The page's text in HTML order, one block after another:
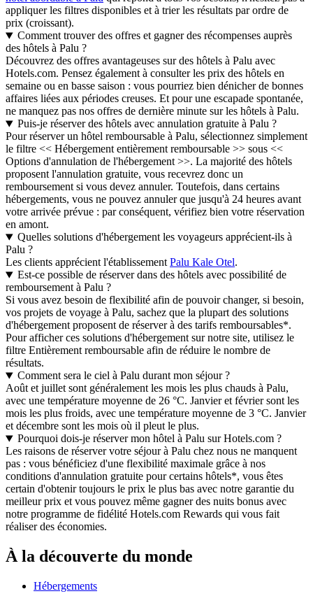
appliquer les filtres disponibles et à trier les résultats par ordre de
prix (croissant).
Comment trouver des offres et gagner des récompenses auprès
des hôtels à Palu ?
Découvrez des offres avantageuses sur des hôtels à Palu avec
Hotels.com. Pensez également à consulter les prix des hôtels en
semaine ou en basse saison : vous pourriez bien dénicher de bonnes
affaires liées aux périodes creuses. Et pour une escapade spontanée,
ne manquez pas nos offres de dernière minute sur les hôtels à Palu.
Puis-je réserver des hôtels avec annulation gratuite à Palu ?
Pour réserver un hôtel remboursable à Palu, sélectionnez simplement
le filtre << Hébergement entièrement remboursable >> sous <<
Options d'annulation de l'hébergement >>. La majorité des hôtels
proposent l'annulation gratuite, vous recevrez donc un
remboursement si vous devez annuler. Toutefois, dans certains
hébergements, vous ne pouvez annuler que jusqu'à 24 heures avant
votre arrivée prévue : par conséquent, vérifiez bien votre réservation
en amont.
Quelles solutions d'hébergement les voyageurs apprécient-ils à
Palu ?
Les clients apprécient l'établissementPalu Kale Otel.
Est-ce possible de réserver dans des hôtels avec possibilité de
remboursement à Palu ?
Si vous avez besoin de flexibilité afin de pouvoir changer, si besoin,
vos projets de voyage à Palu, sachez que la plupart des solutions
d'hébergement proposent de réserver à des tarifs remboursables*.
Pour afficher ces solutions d'hébergement sur notre site, utilisez le
filtre Entièrement remboursable afin de réduire le nombre de
résultats.
Comment sera le ciel à Palu durant mon séjour ?
Août et juillet sont généralement les mois les plus chauds à Palu,
avec une température moyenne de 26 °C. Janvier et février sont les
mois les plus froids, avec une température moyenne de 3 °C. Janvier
et décembre sont les mois où il pleut le plus.
Pourquoi dois-je réserver mon hôtel à Palu sur Hotels.com ?
Les raisons de réserver votre séjour à Palu chez nous ne manquent
pas : vous bénéficiez d'une flexibilité maximale grâce à nos
conditions d'annulation gratuite pour certains hôtels*, vous êtes
certain d'obtenir toujours le prix le plus bas avec notre garantie du
meilleur prix et vous pouvez même gagner des nuits bonus avec
notre programme de fidélité Hotels.com Rewards qui vous fait
réaliser des économies.
À la découverte du monde
Hébergements